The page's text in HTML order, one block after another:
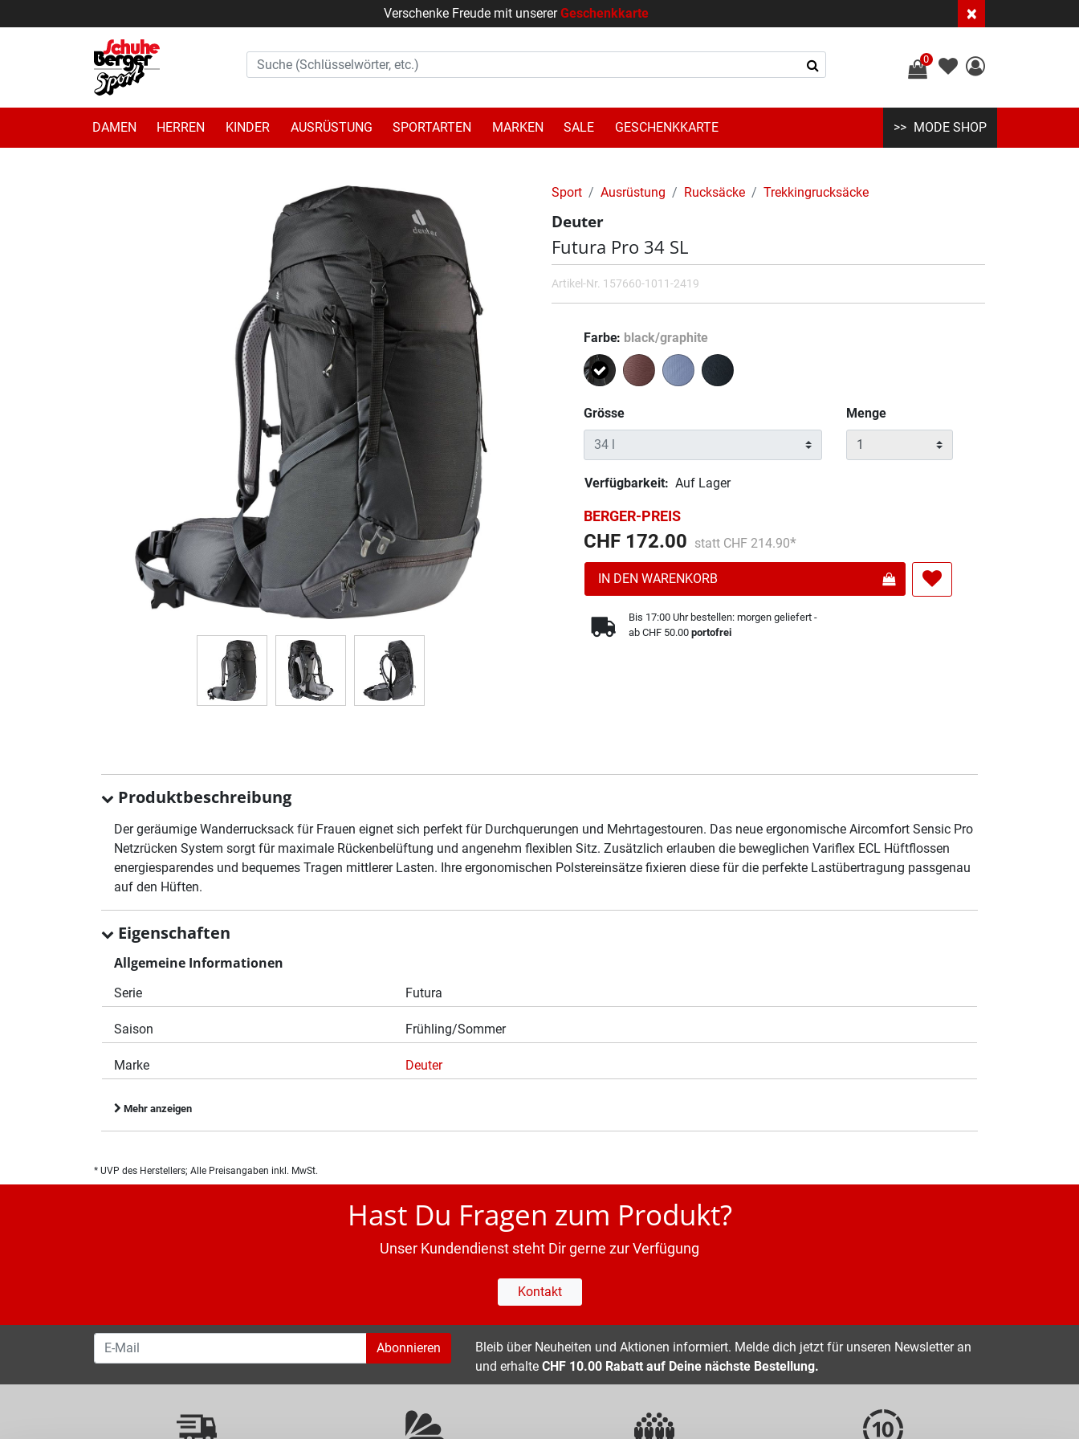
Verschenke Freude mit unsererGeschenkkarte ×
0
DAMEN HERREN KINDER AUSRÜSTUNG SPORTARTEN MARKEN SALE GESCHENKKARTE MODE SHOP
Sport Ausrüstung Rucksäcke Trekkingrucksäcke
Deuter
Futura Pro 34 SL
Artikel-Nr. 157660-1011-2419
Farbe black/graphite
Grösse
Menge
Verfügbarkeit: Auf Lager
BERGER-PREIS
CHF 172.00 Preis reduziert von
statt CHF 214.90
An
IN DEN WARENKORB
Bis 17:00 Uhr bestellen: morgen geliefert -
ab CHF 50.00portofrei
Produktbeschreibung
Der geräumige Wanderrucksack für Frauen eignet sich perfekt für Durchquerungen und Mehrtagestouren. Das neue ergonomische Aircomfort Sensic Pro
Netzrücken System sorgt für maximale Rückenbelüftung und angenehm flexiblen Sitz. Zusätzlich erlauben die beweglichen Variflex ECL Hüftflossen
energiesparendes und bequemes Tragen mittlerer Lasten. Ihre ergonomischen Polstereinsätze fixieren diese für die perfekte Lastübertragung passgenau
auf den Hüften.
Eigenschaften
Allgemeine Informationen
Serie Futura
Saison Frühling/Sommer
Marke Deuter
Mehr anzeigen
* UVP des Herstellers; Alle Preisangaben inkl. MwSt.
Hast Du Fragen zum Produkt?
Unser Kundendienst steht Dir gerne zur Verfügung
Kontakt
Abonnieren
Bleib über Neuheiten und Aktionen informiert. Melde dich jetzt für unseren Newsletter an
und erhalte CHF 10.00 Rabatt auf Deine nächste Bestellung.